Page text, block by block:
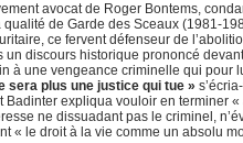
avocat de Roger Bontems,
de Garde des Sceaux (1981-
ce fervent défenseur de
discours historique prononcé
à une vengeance criminelle qui pour
sera plus une justice qui tue »
Badinter expliqua vouloir en terminer
ne dissuadant pas le criminel,
« le droit à la vie comme un absolu